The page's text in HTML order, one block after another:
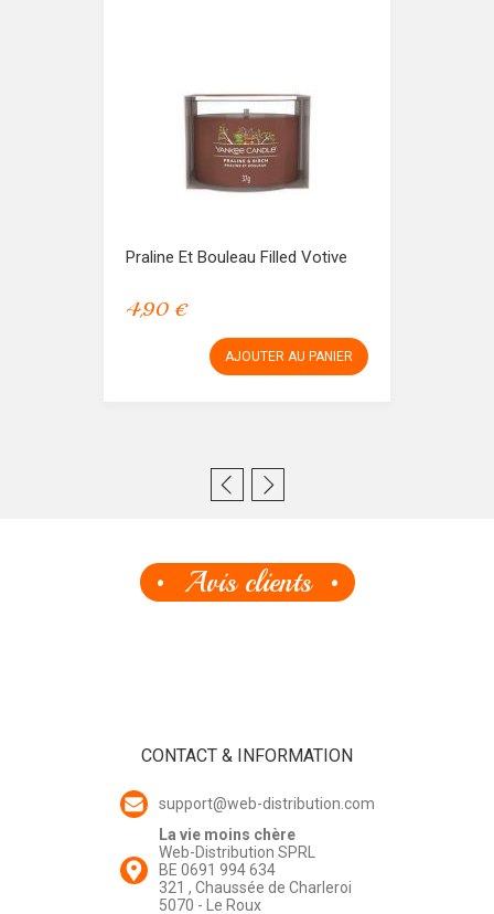
Praline Et Bouleau Filled Votive
4,90 €
AJOUTER AU PANIER
Avis clients
CONTACT & INFORMATION
support@web-distribution.com
La vie moins chère
Web-Distribution SPRL
BE 0691 994 634
321 , Chaussée de Charleroi
5070 - Le Roux